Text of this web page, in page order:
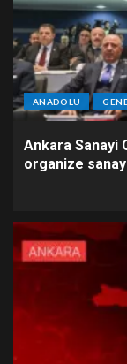
ANADOLU
Ankara Sanayi
organize